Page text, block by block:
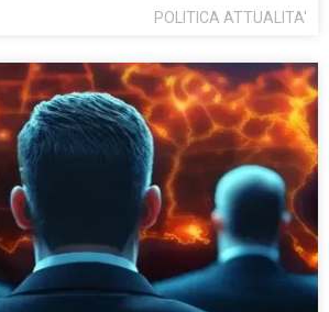
POLITICA ATTUALITA'